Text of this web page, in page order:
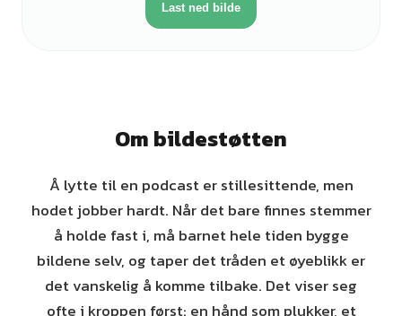
Last ned bilde
Om bildestøtten
Å lytte til en podcast er stillesittende, men
hodet jobber hardt. Når det bare finnes stemmer
å holde fast i, må barnet hele tiden bygge
bildene selv, og taper det tråden et øyeblikk er
det vanskelig å komme tilbake. Det viser seg
ofte i kroppen først: en hånd som plukker, et